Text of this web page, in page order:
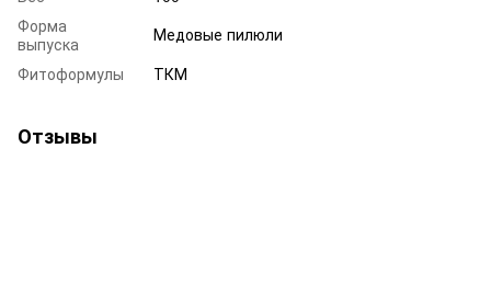
Форма
выпуска
Медовые пилюли
Фитоформулы
ТКМ
Отзывы